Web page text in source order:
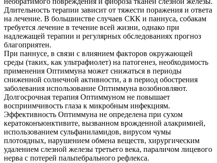
Длительность терапии зависит от тяжести поражения и ответа
на лечение. В большинстве случаев СКК и паннуса, собакам
требуется лечение в течение всей жизни, однако при
надлежащей терапии и регулярных обследованиях прогноз
благоприятен.
При паннусе, в связи с влиянием факторов окружающей
среды (таких, как ультрафиолет) на патогенез, необходимость
применения Оптиммуна может снижаться в периоды
сниженной солнечной активности, а в период обострения
заболевания использование Оптиммуна возобновляют.
Долгосрочная терапия Оптиммуном не повышает
восприимчивость глаза к микробным инфекциям.
Эффективность Оптиммуна не определена при сухом
кератоконъюнктивите, вызванном врожденной алакримией,
использованием сульфаниламидов, вирусом чумы
плотоядных, нарушением обмена веществ, хирургическим
удалением слезной железы третьего века, параличом лицевого
нерва с потерей пальпебрального рефлекса.